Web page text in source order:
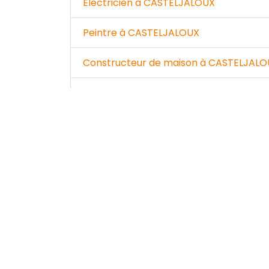
Peintre à CASTELJALOUX
Constructeur de maison à